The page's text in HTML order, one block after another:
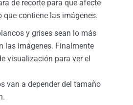
de recorte para que afecte
que contiene las imágenes.
y grises sean lo más
las imágenes. Finalmente
visualización para ver el
van a depender del tamaño